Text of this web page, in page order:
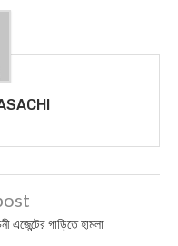
এজেন্টের গাড়িতে হামলা